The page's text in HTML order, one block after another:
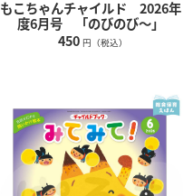
もこちゃんチャイルド 2026年
度6月号 「のびのび～」
450 円（税込）